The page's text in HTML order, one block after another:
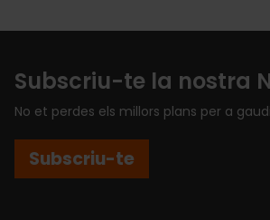
Subscriu-te la nostra
No et perdes els millors plans per a
Subscriu-te